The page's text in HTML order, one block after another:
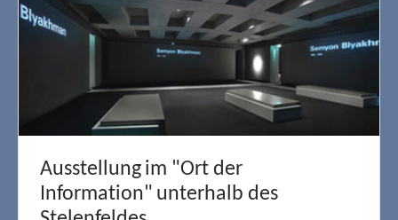
Ausstellung im "Ort der
Information" unterhalb des